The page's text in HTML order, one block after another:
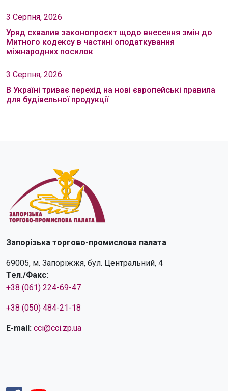
3 Серпня, 2026
Уряд схвалив законопроєкт щодо внесення змін до
Митного кодексу в частині оподаткування
міжнародних посилок
3 Серпня, 2026
В Україні триває перехід на нові європейські правила
для будівельної продукції
Запорізька торгово-промислова палата
69005, м. Запоріжжя, бул. Центральний, 4
Тел./Факс:
+38 (061) 224-69-47
+38 (050) 484-21-18
E-mail: cci@cci.zp.ua